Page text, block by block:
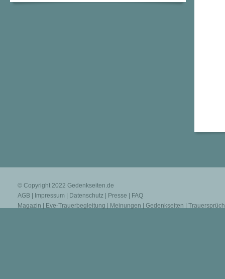
© Copyright 2022 Gedenkseiten.de
AGB
Impressum Datenschutz Presse
FAQ
Magazin
Eve-Trauerbegleitung Meinungen Gedenkseiten